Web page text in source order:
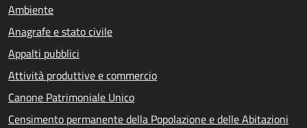
Ambiente
Anagrafe e stato civile
Appalti pubblici
Attività produttive e commercio
Canone Patrimoniale Unico
Censimento permanente della Popolazione e delle Abitazioni